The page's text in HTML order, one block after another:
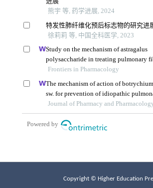
Copyright © Higher Education